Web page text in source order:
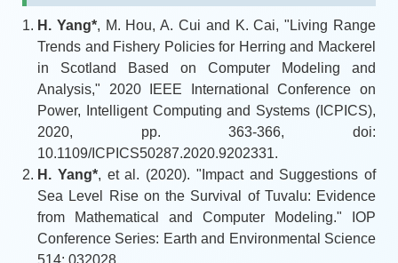
H. Yang*, M. Hou, A. Cui and K. Cai, "Living Range
Trends and Fishery Policies for Herring and Mackerel
in Scotland Based on Computer Modeling and
Analysis," 2020 IEEE International Conference on
Power, Intelligent Computing and Systems (ICPICS),
2020, pp. 363-366, doi:
10.1109/ICPICS50287.2020.9202331.
H. Yang*, et al. (2020). "Impact and Suggestions of
Sea Level Rise on the Survival of Tuvalu: Evidence
from Mathematical and Computer Modeling." IOP
Conference Series: Earth and Environmental Science
514: 032028.